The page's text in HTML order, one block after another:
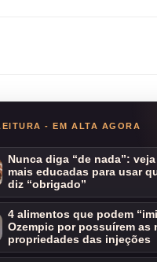
- EM ALTA AGORA
Nunca diga “de nada”:
mais educadas para usar
diz “obrigado”
4 alimentos que podem
Ozempic por possuírem as
propriedades das injeções